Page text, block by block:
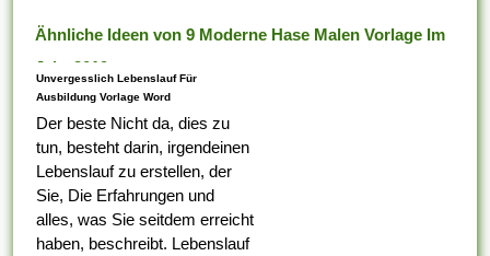
Ähnliche Ideen von 9 Moderne Hase Malen Vorlage Im
Jahr 2019
Unvergesslich Lebenslauf Für
Ausbildung Vorlage Word
Der beste Nicht da, dies zu
tun, besteht darin, irgendeinen
Lebenslauf zu erstellen, der
Sie, Die Erfahrungen und
alles, was Sie seitdem erreicht
haben, beschreibt. Lebenslauf